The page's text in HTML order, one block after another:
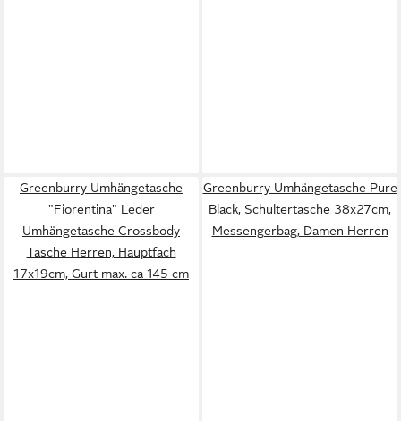
Greenburry Umhängetasche
"Fiorentina" Leder
Umhängetasche Crossbody
Tasche Herren, Hauptfach
17x19cm, Gurt max. ca 145 cm
Greenburry Umhängetasche Pure
Black, Schultertasche 38x27cm,
Messengerbag, Damen Herren